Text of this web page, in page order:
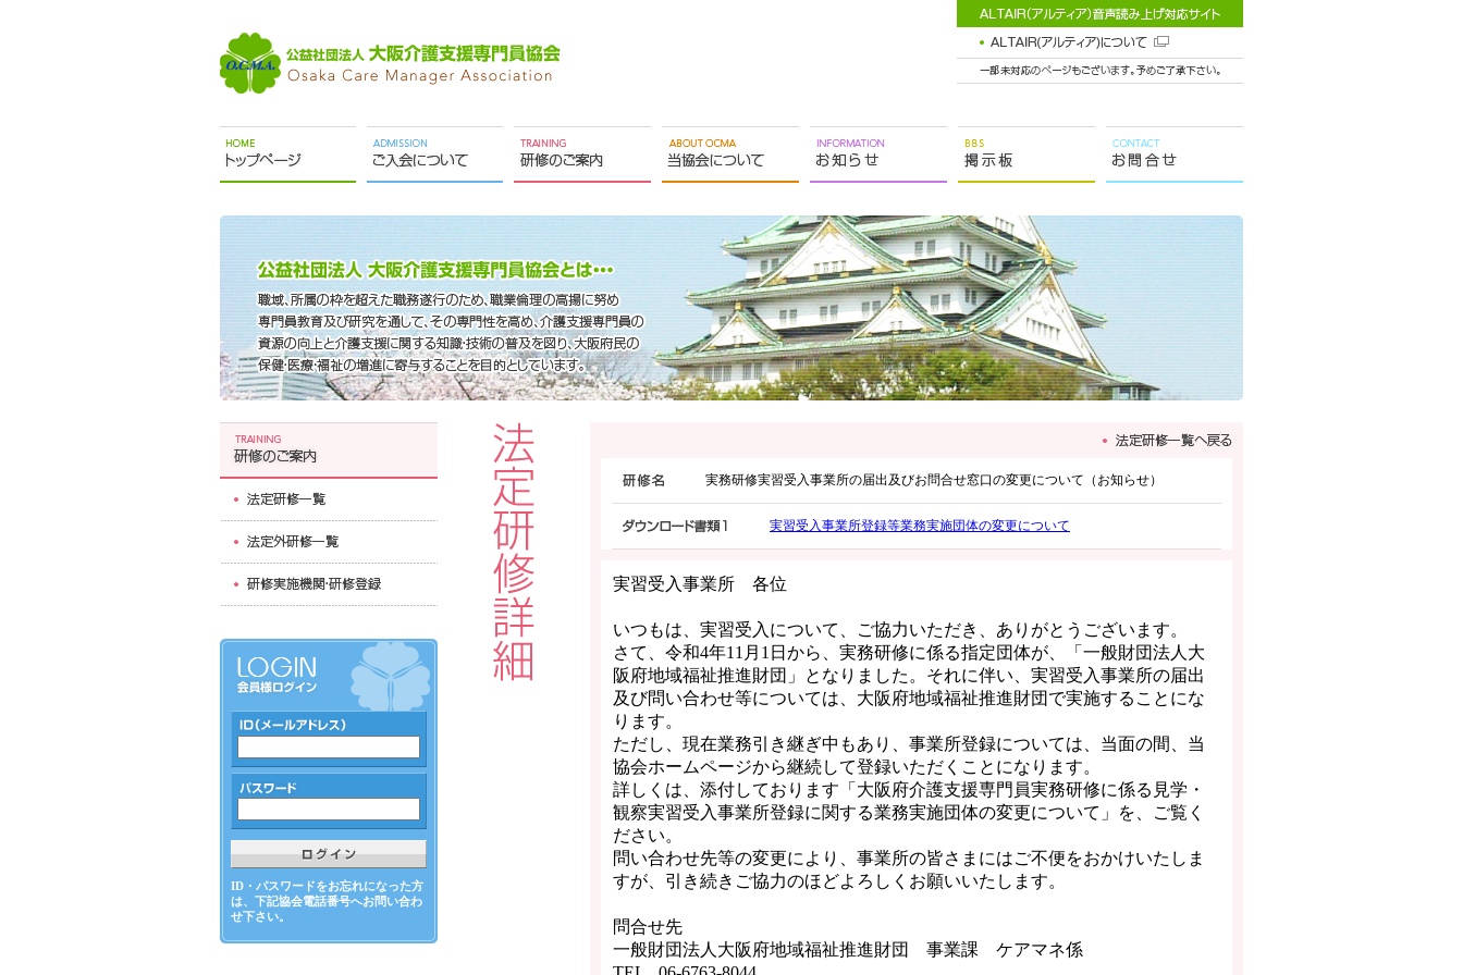
ID・パスワードをお忘れになった方
は、下記協会電話番号へお問い合わ
せ下さい。
実務研修実習受入事業所の届出及びお問合せ窓口の変更について（お知らせ）
実習受入事業所登録等業務実施団体の変更について
実習受入事業所 各位
いつもは、実習受入について、ご協力いただき、ありがとうございます。
さて、令和4年11月1日から、実務研修に係る指定団体が、「一般財団法人大
阪府地域福祉推進財団」となりました。それに伴い、実習受入事業所の届出
及び問い合わせ等については、大阪府地域福祉推進財団で実施することにな
ります。
ただし、現在業務引き継ぎ中もあり、事業所登録については、当面の間、当
協会ホームページから継続して登録いただくことになります。
詳しくは、添付しております「大阪府介護支援専門員実務研修に係る見学・
観察実習受入事業所登録に関する業務実施団体の変更について」を、ご覧く
ださい。
問い合わせ先等の変更により、事業所の皆さまにはご不便をおかけいたしま
すが、引き続きご協力のほどよろしくお願いいたします。
問合せ先
一般財団法人大阪府地域福祉推進財団 事業課 ケアマネ係